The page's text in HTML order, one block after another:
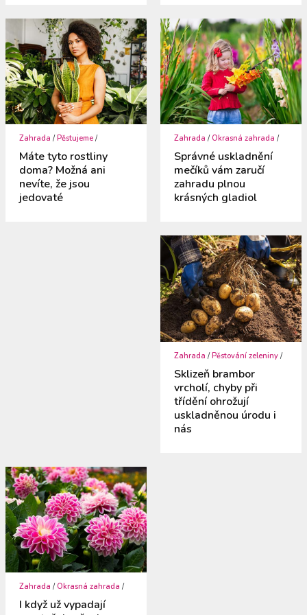
Zahrada /Pěstujeme /
Máte tyto rostliny
doma? Možná ani
nevíte, že jsou
jedovaté
Zahrada /Okrasná zahrada /
Správné uskladnění
mečíků vám zaručí
zahradu plnou
krásných gladiol
Zahrada /Pěstování zeleniny /
Sklizeň brambor
vrcholí, chyby při
třídění ohrožují
uskladněnou úrodu i
nás
Zahrada /Okrasná zahrada /
I když už vypadají